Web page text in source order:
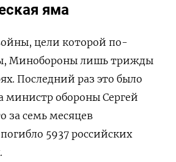
яма
цели которой по-
Минобороны лишь трижды
Последний раз это было
министр обороны Сергей
за семь месяцев
5937 российских